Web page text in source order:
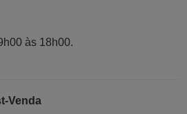
às 18h00.
Venda